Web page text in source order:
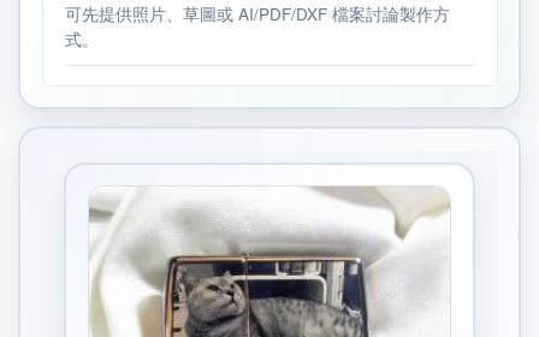
可先提供照片、草圖或 AI/PDF/DXF 檔案討論製作方
式。